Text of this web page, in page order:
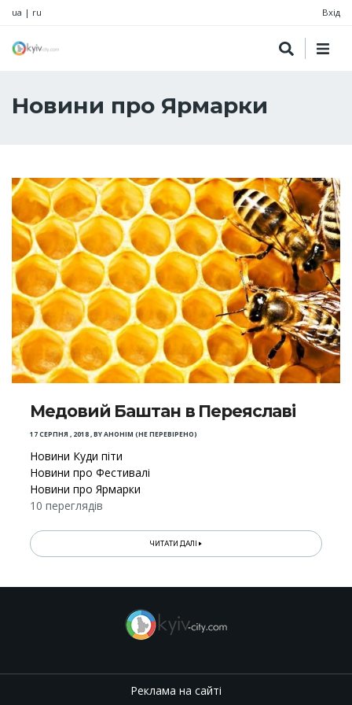
ua | ru Вхід
Новини про Ярмарки
Медовий Баштан в Переяславі
17 СЕРПНЯ , 2018,BYАНОНІМ (НЕ ПЕРЕВІРЕНО)
Новини Куди піти
Новини про Фестивалі
Новини про Ярмарки
10 переглядів
ЧИТАТИ ДАЛІ
Реклама на сайті